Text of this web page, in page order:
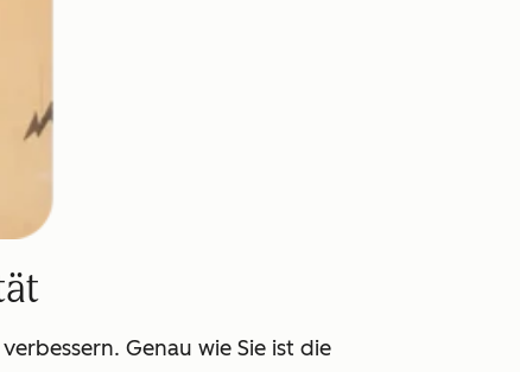
Genau wie Sie ist die